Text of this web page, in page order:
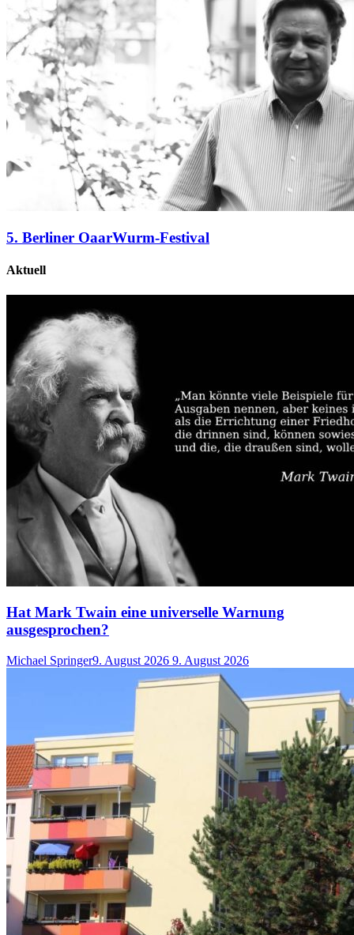
5. Berliner OaarWurm-Festival
Aktuell
Hat Mark Twain eine universelle Warnung
ausgesprochen?
Michael Springer9. August 2026 9. August 2026